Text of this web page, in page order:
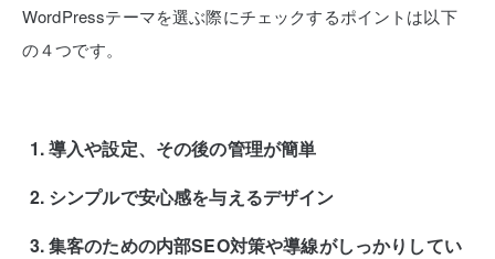
WordPressテーマを選ぶ際にチェックするポイントは以下
の４つです。
導入や設定、その後の管理が簡単
シンプルで安心感を与えるデザイン
集客のための内部SEO対策や導線がしっかりしてい